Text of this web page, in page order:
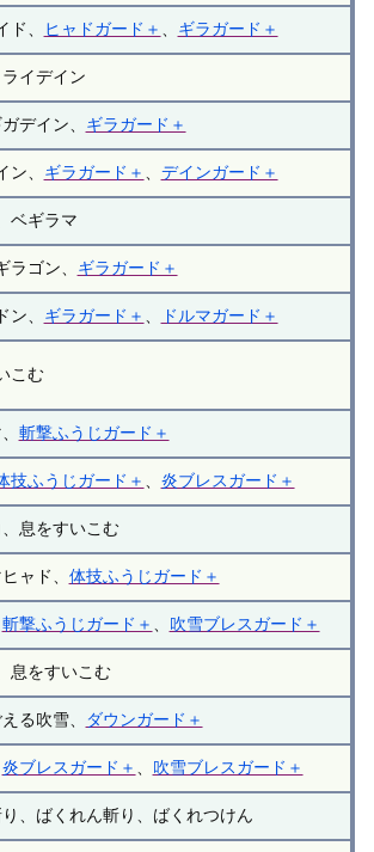
、 ヒャドガード＋ 、 ギラガード＋
イデイン
デイン、 ギラガード＋
、 ギラガード＋ 、 デインガード＋
ベギラマ
ゴン、 ギラガード＋
、 ギラガード＋ 、 ドルマガード＋
こむ
斬撃ふうじガード＋
技ふうじガード＋ 、 炎ブレスガード＋
息をすいこむ
ャド、 体技ふうじガード＋
斬撃ふうじガード＋ 、 吹雪ブレスガード＋
息をすいこむ
る吹雪、 ダウンガード＋
炎ブレスガード＋ 、 吹雪ブレスガード＋
、ばくれん斬り、ばくれつけん